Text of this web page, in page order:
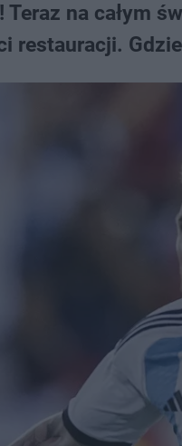
Teraz na całym
restauracji.